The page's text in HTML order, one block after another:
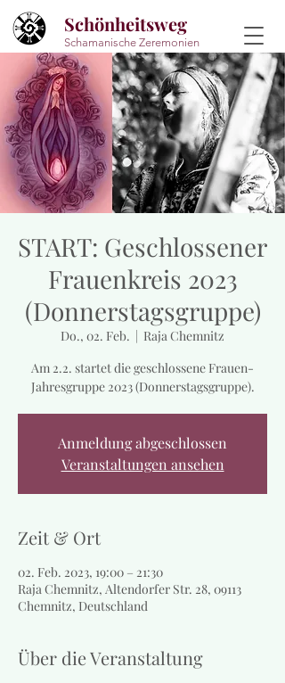
Schönheitsweg
Schamanische Zeremonien
START: Geschlossener
Frauenkreis 2023
(Donnerstagsgruppe)
Do., 02. Feb.
  |
Raja Chemnitz
Am 2.2. startet die geschlossene Frauen-
Jahresgruppe 2023 (Donnerstagsgruppe).
Anmeldung abgeschlossen
Veranstaltungen ansehen
Zeit & Ort
02. Feb. 2023, 19:00 – 21:30
Raja Chemnitz, Altendorfer Str. 28, 09113
Chemnitz, Deutschland
Über die Veranstaltung